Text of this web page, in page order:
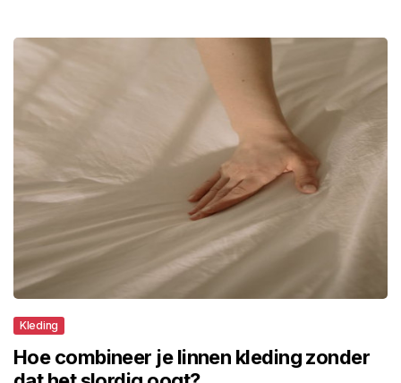
Kleding
Hoe combineer je linnen kleding zonder